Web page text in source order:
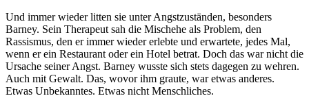
Und immer wieder litten sie unter Angstzuständen, besonders
Barney. Sein Therapeut sah die Mischehe als Problem, den
Rassismus, den er immer wieder erlebte und erwartete, jedes Mal,
wenn er ein Restaurant oder ein Hotel betrat. Doch das war nicht die
Ursache seiner Angst. Barney wusste sich stets dagegen zu wehren.
Auch mit Gewalt. Das, wovor ihm graute, war etwas anderes.
Etwas Unbekanntes. Etwas nicht Menschliches.